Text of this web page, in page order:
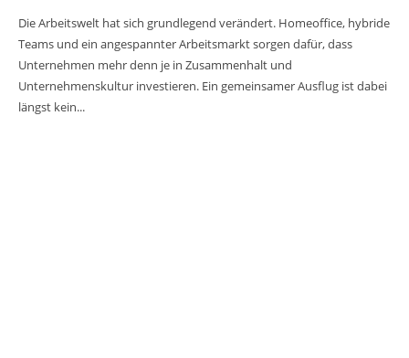
Die Arbeitswelt hat sich grundlegend verändert. Homeoffice, hybride
Teams und ein angespannter Arbeitsmarkt sorgen dafür, dass
Unternehmen mehr denn je in Zusammenhalt und
Unternehmenskultur investieren. Ein gemeinsamer Ausflug ist dabei
längst kein...